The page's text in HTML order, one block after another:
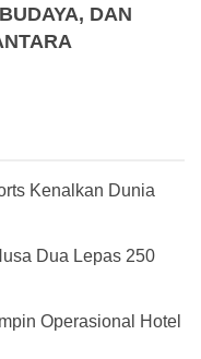
DAN
Kenalkan Dunia
Dua Lepas 250
Operasional Hotel